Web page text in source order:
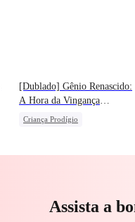
[Dublado] Gênio Renascido:
A Hora da Vingança
Chegou!
Criança Prodígio
Assista a